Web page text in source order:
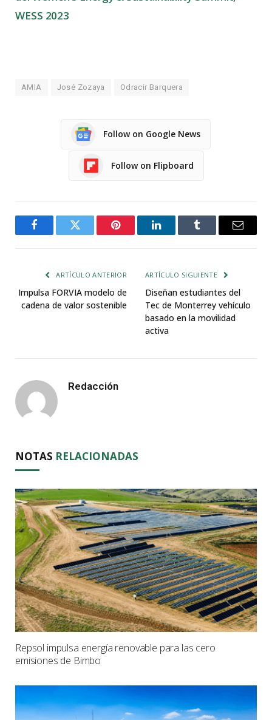
WESS 2023
AMIA José Zozaya Odracir Barquera
Follow on Google News
Follow on Flipboard
FacebookTwitter Pinterest LinkedInTumblr Email
ARTÍCULO ANTERIOR
Impulsa FORVIA modelo de
cadena de valor sostenible
ARTÍCULO SIGUIENTE
Diseñan estudiantes del
Tec de Monterrey vehículo
basado en la movilidad
activa
Redacción
NOTAS RELACIONADAS
Repsol impulsa energía renovable para las cero
emisiones de Bimbo